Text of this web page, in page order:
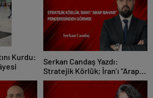
Kurdu:
Serkan Candaş Yazdı:
Stratejik Körlük; İran’ı “Arap
Baharı” Penceresinden
Görmek